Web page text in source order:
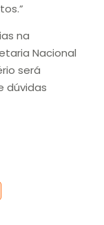
na
Nacional
será
dúvidas